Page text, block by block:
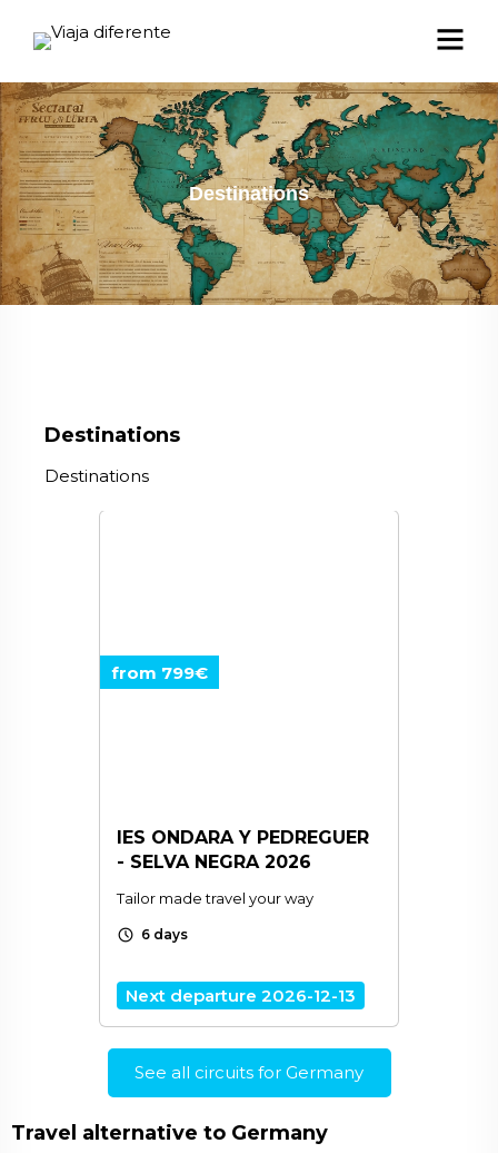
Destinations
Destinations
Destinations
from 799€
IES ONDARA Y PEDREGUER
- SELVA NEGRA 2026
Tailor made travel your way
schedule 6 days
Next departure 2026-12-13
See all circuits for Germany
Travel alternative to Germany